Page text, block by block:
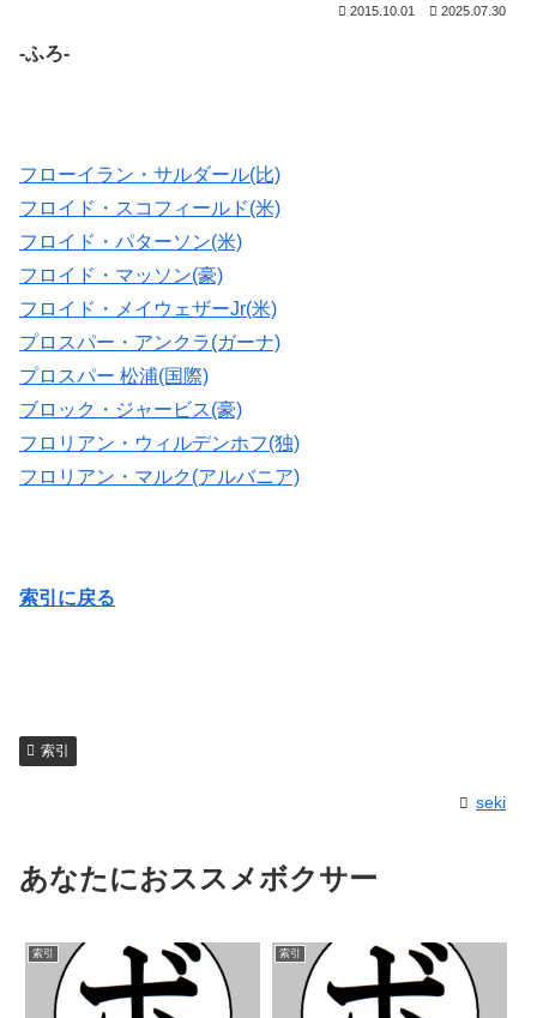
2015.10.01 2025.07.30
-ふろ-
フローイラン・サルダール(比)
フロイド・スコフィールド(米)
フロイド・パターソン(米)
フロイド・マッソン(豪)
フロイド・メイウェザーJr(米)
プロスパー・アンクラ(ガーナ)
プロスパー 松浦(国際)
ブロック・ジャービス(豪)
フロリアン・ウィルデンホフ(独)
フロリアン・マルク(アルバニア)
索引に戻る
索引
seki
あなたにおススメボクサー
索引 索引